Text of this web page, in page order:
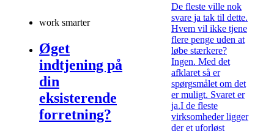
work smarter
Øget
indtjening på
din
eksisterende
forretning?
De fleste ville nok
svare ja tak til dette.
Hvem vil ikke tjene
flere penge uden at
løbe stærkere?
Ingen. Med det
afklaret så er
spørgsmålet om det
er muligt. Svaret er
ja.I de fleste
virksomheder ligger
der et uforløst